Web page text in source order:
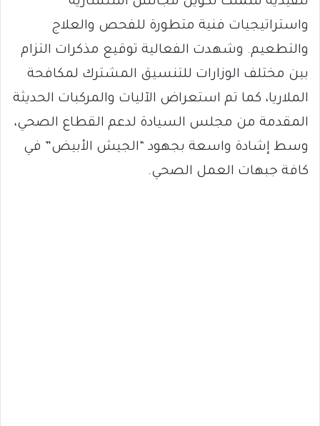
واستراتيجيات فنية متطورة للفحص والعلاج
والتطعيم. وشهدت الفعالية توقيع مذكرات التزام
بين مختلف الوزارات للتنسيق المشترك لمكافحة
الملاريا، كما تم استعراض الآليات والمركبات الحديثة
المقدمة من مجلس السيادة لدعم القطاع الصحي،
وسط إشادة واسعة بجهود “الجيش الأبيض” في
كافة جبهات العمل الصحي.